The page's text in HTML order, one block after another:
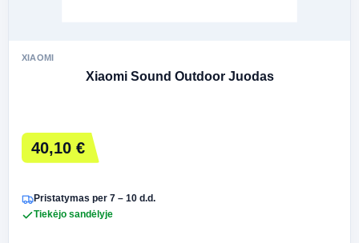
XIAOMI
Xiaomi Sound Outdoor Juodas
40,10 €
Pristatymas per 7 – 10 d.d.
Tiekėjo sandėlyje